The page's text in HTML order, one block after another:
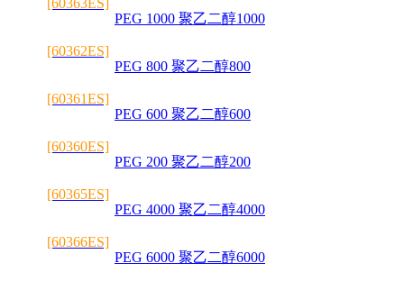
[60363ES]
PEG 1000 聚乙二醇1000
[60362ES]
PEG 800 聚乙二醇800
[60361ES]
PEG 600 聚乙二醇600
[60360ES]
PEG 200 聚乙二醇200
[60365ES]
PEG 4000 聚乙二醇4000
[60366ES]
PEG 6000 聚乙二醇6000